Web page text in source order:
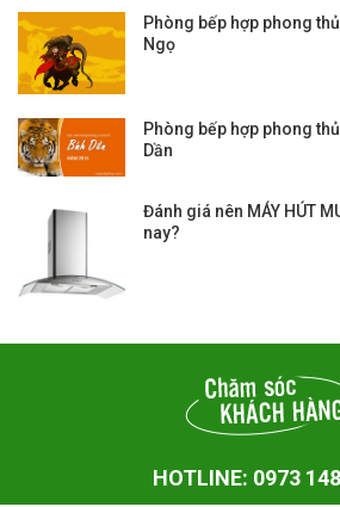
Phòng bếp hợp phong
Ngọ
Phòng bếp hợp phong
Dần
Đánh giá nên MÁY HÚT
nay?
HOTLINE: 0973